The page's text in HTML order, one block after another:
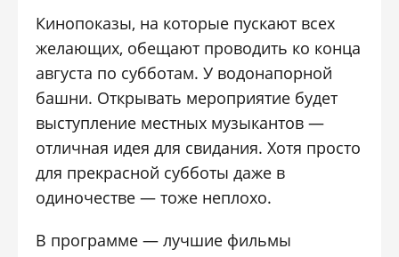
Кинопоказы, на которые пускают всех
желающих, обещают проводить ко конца
августа по субботам. У водонапорной
башни. Открывать мероприятие будет
выступление местных музыкантов —
отличная идея для свидания. Хотя просто
для прекрасной субботы даже в
одиночестве — тоже неплохо.
В программе — лучшие фильмы